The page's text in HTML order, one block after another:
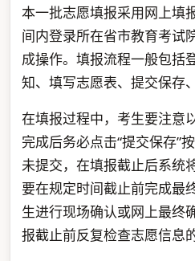
本一批志愿填报采用网上填
间内登录所在省市教育考试
成操作。填报流程一般包括
知、填写志愿表、提交保存
在填报过程中，考生要注意
完成后务必点击“提交保存”
未提交，在填报截止后系统
要在规定时间截止前完成最
生进行现场确认或网上最终
报截止前反复检查志愿信息